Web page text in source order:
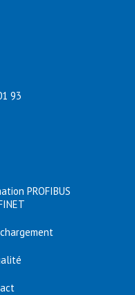
93
PROFIBUS